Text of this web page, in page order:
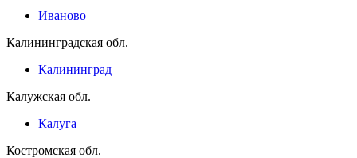
Иваново
Калининградская обл.
Калининград
Калужская обл.
Калуга
Костромская обл.